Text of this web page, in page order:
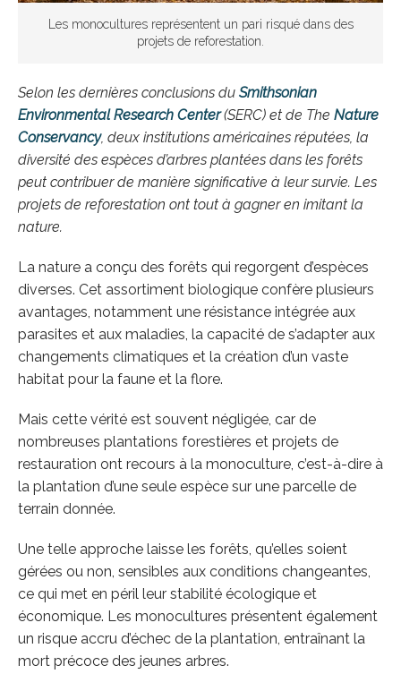
Les monocultures représentent un pari risqué dans des
projets de reforestation.
Selon les dernières conclusions du Smithsonian
Environmental Research Center(SERC) et de The Nature
Conservancy, deux institutions américaines réputées, la
diversité des espèces d’arbres plantées dans les forêts
peut contribuer de manière significative à leur survie. Les
projets de reforestation ont tout à gagner en imitant la
nature.
La nature a conçu des forêts qui regorgent d’espèces
diverses. Cet assortiment biologique confère plusieurs
avantages, notamment une résistance intégrée aux
parasites et aux maladies, la capacité de s’adapter aux
changements climatiques et la création d’un vaste
habitat pour la faune et la flore.
Mais cette vérité est souvent négligée, car de
nombreuses plantations forestières et projets de
restauration ont recours à la monoculture, c’est-à-dire à
la plantation d’une seule espèce sur une parcelle de
terrain donnée.
Une telle approche laisse les forêts, qu’elles soient
gérées ou non, sensibles aux conditions changeantes,
ce qui met en péril leur stabilité écologique et
économique. Les monocultures présentent également
un risque accru d’échec de la plantation, entraînant la
mort précoce des jeunes arbres.